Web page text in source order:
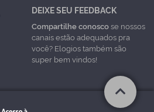
DEIXE SEU FEEDBACK
Compartilhe conoscose nossos
canais estão adequados pra
você? Elogios também são
super bem vindos!